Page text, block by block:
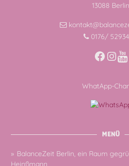
13088 Berlin
0176/
WhatApp-
MENÜ
BalanceZeit Berlin, ein Raum
Heinßmann